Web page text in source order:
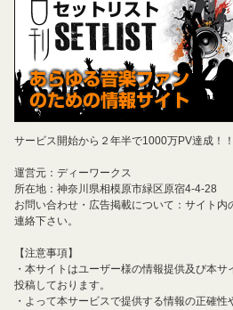
サービス開始から２年半で1000万PV達成！！
運営元：ディーワークス
所在地：神奈川県相模原市緑区原宿4-4-28
お問い合わせ・広告掲載について：サイト
連絡下さい。
【注意事項】
・本サイトはユーザー様の情報提供及び本
投稿しております。
・よって本サービスで提供する情報の正確